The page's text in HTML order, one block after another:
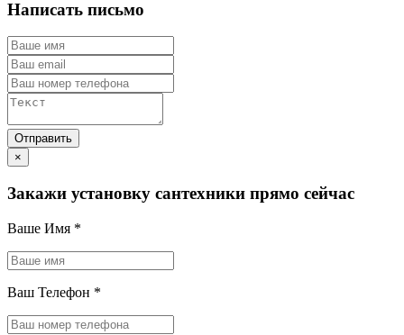
Написать письмо
×
Закажи установку сантехники прямо сейчас
Ваше Имя *
Ваш Телефон *